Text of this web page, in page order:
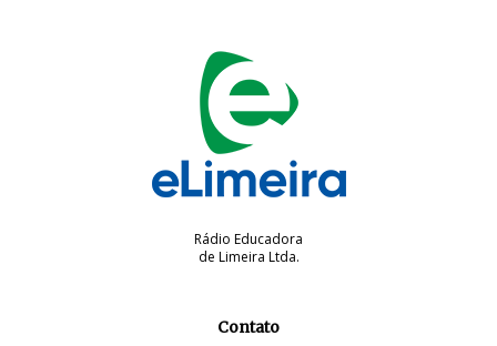
Rádio Educadora
de Limeira Ltda.
Contato